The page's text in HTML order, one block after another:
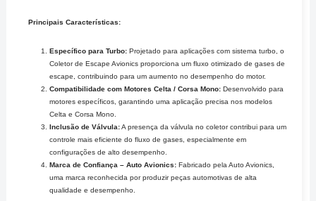
Principais Características:
Específico para Turbo: Projetado para aplicações com sistema turbo, o
Coletor de Escape Avionics proporciona um fluxo otimizado de gases de
escape, contribuindo para um aumento no desempenho do motor.
Compatibilidade com Motores Celta / Corsa Mono: Desenvolvido para
motores específicos, garantindo uma aplicação precisa nos modelos
Celta e Corsa Mono.
Inclusão de Válvula:A presença da válvula no coletor contribui para um
controle mais eficiente do fluxo de gases, especialmente em
configurações de alto desempenho.
Marca de Confiança – Auto Avionics: Fabricado pela Auto Avionics,
uma marca reconhecida por produzir peças automotivas de alta
qualidade e desempenho.